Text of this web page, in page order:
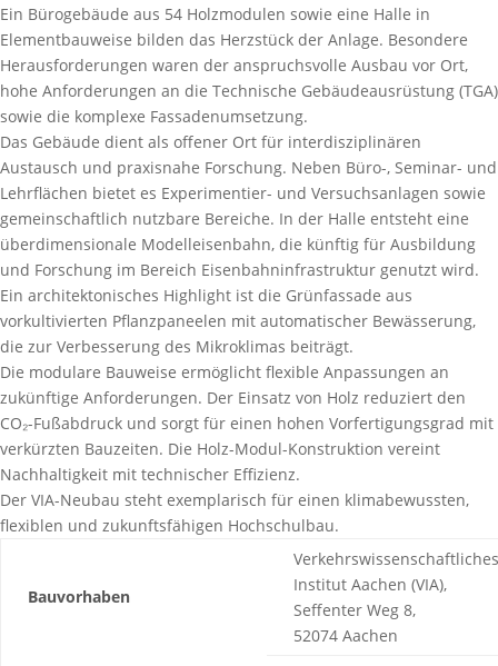
Ein Bürogebäude aus 54 Holzmodulen sowie eine Halle in
Elementbauweise bilden das Herzstück der Anlage. Besondere
Herausforderungen waren der anspruchsvolle Ausbau vor Ort,
hohe Anforderungen an die Technische Gebäudeausrüstung (TGA)
sowie die komplexe Fassadenumsetzung.
Das Gebäude dient als offener Ort für interdisziplinären
Austausch und praxisnahe Forschung. Neben Büro-, Seminar- und
Lehrflächen bietet es Experimentier- und Versuchsanlagen sowie
gemeinschaftlich nutzbare Bereiche. In der Halle entsteht eine
überdimensionale Modelleisenbahn, die künftig für Ausbildung
und Forschung im Bereich Eisenbahninfrastruktur genutzt wird.
Ein architektonisches Highlight ist die Grünfassade aus
vorkultivierten Pflanzpaneelen mit automatischer Bewässerung,
die zur Verbesserung des Mikroklimas beiträgt.
Die modulare Bauweise ermöglicht flexible Anpassungen an
zukünftige Anforderungen. Der Einsatz von Holz reduziert den
CO₂-Fußabdruck und sorgt für einen hohen Vorfertigungsgrad mit
verkürzten Bauzeiten. Die Holz-Modul-Konstruktion vereint
Nachhaltigkeit mit technischer Effizienz.
Der VIA-Neubau steht exemplarisch für einen klimabewussten,
flexiblen und zukunftsfähigen Hochschulbau.
Bauvorhaben
Verkehrswissenschaftliches
Institut Aachen (VIA),
Seffenter Weg 8,
52074 Aachen